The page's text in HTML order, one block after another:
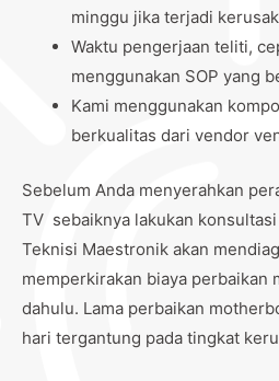
minggu jika terjadi
Waktu pengerjaan teliti,
menggunakan SOP yang
Kami menggunakan
berkualitas dari vendor
Sebelum Anda menyerahkan
TV sebaiknya lakukan
Teknisi Maestronik akan
memperkirakan biaya perbaikan
dahulu. Lama perbaikan
hari tergantung pada tingkat